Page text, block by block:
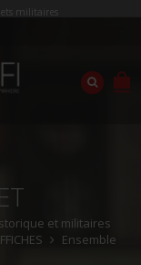
militaires
et militaires
Ensemble